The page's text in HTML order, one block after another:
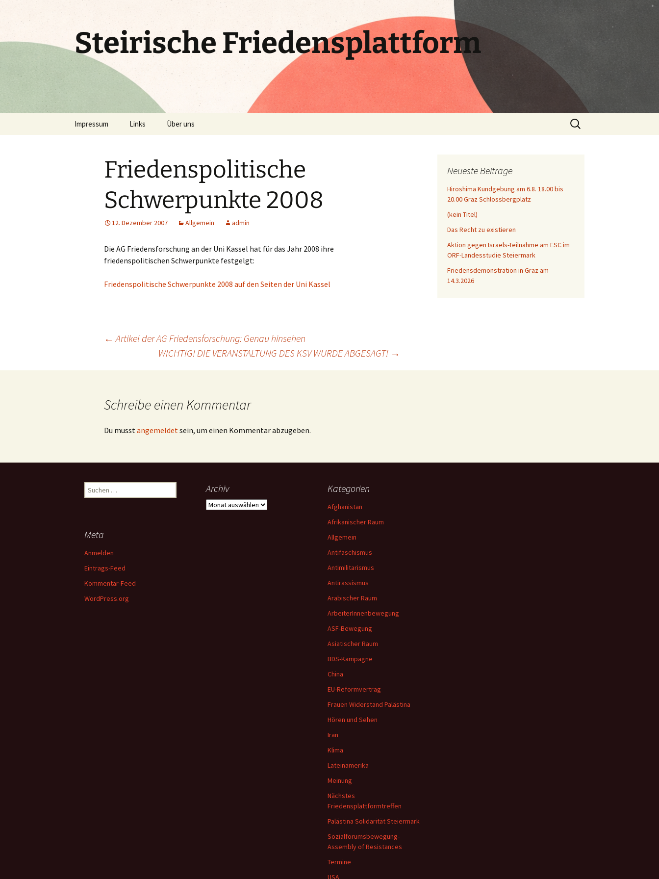
Steirische Friedensplattform
Impressum Links Über uns
Suchen
nach:
Friedenspolitische
Schwerpunkte 2008
12. Dezember 2007 Allgemein admin
Die AG Friedensforschung an der Uni Kassel hat für das Jahr 2008 ihre
friedenspolitischen Schwerpunkte festgelgt:
Friedenspolitische Schwerpunkte 2008 auf den Seiten der Uni Kassel
Beitragsnavigation
← Artikel der AG Friedensforschung: Genau hinsehen
WICHTIG! DIE VERANSTALTUNG DES KSV WURDE ABGESAGT! →
Schreibe einen Kommentar
Du musstangemeldetsein, um einen Kommentar abzugeben.
Neueste Beiträge
Hiroshima Kundgebung am 6.8. 18.00 bis
20.00 Graz Schlossbergplatz
(kein Titel)
Das Recht zu existieren
Aktion gegen Israels-Teilnahme am ESC im
ORF-Landesstudie Steiermark
Friedensdemonstration in Graz am
14.3.2026
Suchen
nach:
Archiv
Archiv
Kategorien
Afghanistan
Afrikanischer Raum
Allgemein
Antifaschismus
Antimilitarismus
Antirassismus
Arabischer Raum
ArbeiterInnenbewegung
ASF-Bewegung
Asiatischer Raum
BDS-Kampagne
China
EU-Reformvertrag
Frauen Widerstand Palästina
Hören und Sehen
Iran
Klima
Lateinamerika
Meinung
Nächstes
Friedensplattformtreffen
Palästina Solidarität Steiermark
Sozialforumsbewegung-
Assembly of Resistances
Termine
USA
Meta
Anmelden
Eintrags-Feed
Kommentar-Feed
WordPress.org